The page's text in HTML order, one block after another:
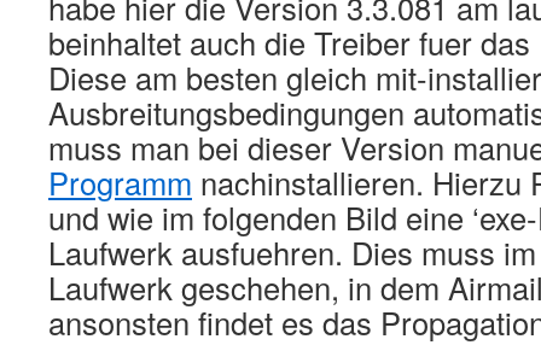
beinhaltet auch die Treiber fuer
Diese am besten gleich mit-
Ausbreitungsbedingungen
muss man bei dieser Version
Programm nachinstallieren. Hierzu
und wie im folgenden Bild eine
Laufwerk ausfuehren. Dies muss
Laufwerk geschehen, in dem
ansonsten findet es das